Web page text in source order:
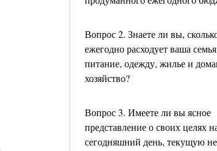
Вопрос 2. Знаете ли вы,
ежегодно расходует ваша
питание, одежду, жилье и
хозяйство?
Вопрос 3. Имеете ли вы ясное
представление о своих целях
сегодняшний день, текущую